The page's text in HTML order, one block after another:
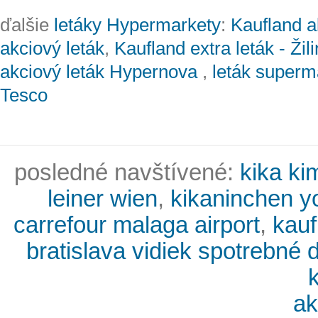
ďalšie letáky Hypermarkety: Kaufland
akciový leták, Kaufland extra leták -
akciový leták Hypernova , leták
Tesco
posledné navštívené: kika
leiner wien, kikaninchen
carrefour malaga airport,
bratislava vidiek spotrebné